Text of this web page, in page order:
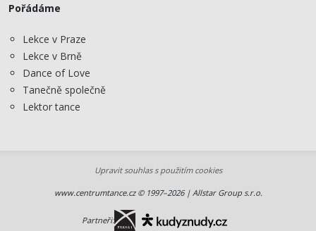
Pořádáme
Lekce v Praze
Lekce v Brně
Dance of Love
Tanečně společně
Lektor tance
Upravit souhlas s použitím cookies
www.centrumtance.cz © 1997–2026 | Allstar Group s.r.o.
Partneři: